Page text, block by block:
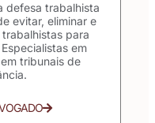
defesa trabalhista
evitar, eliminar e
para
em
tribunais de